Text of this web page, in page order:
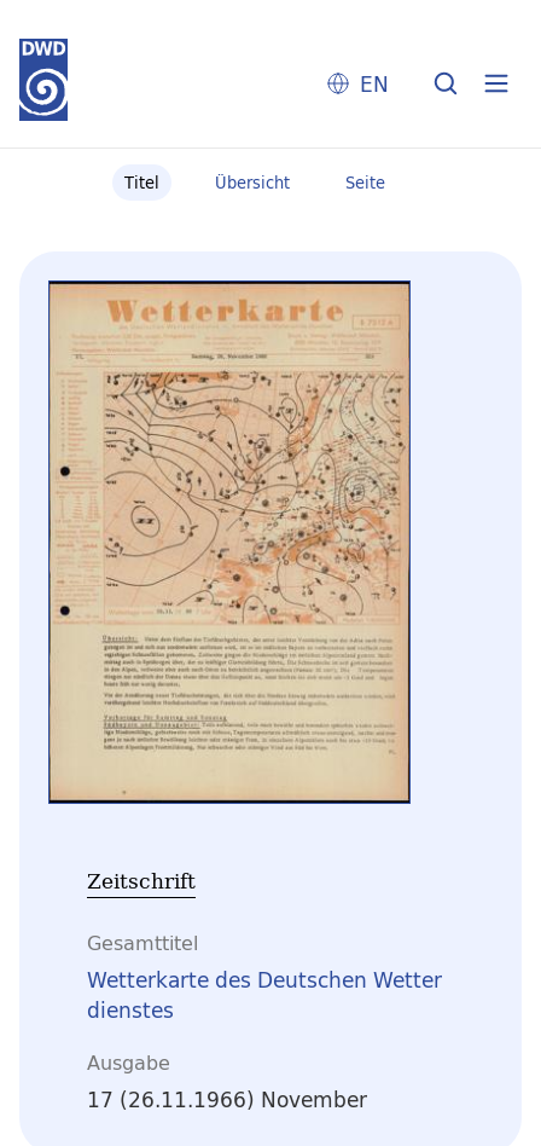
EN
Titel Übersicht Seite
Zeitschrift
Gesamttitel
Wetterkarte des Deutschen Wetter
dienstes
Ausgabe
17 (26.11.1966) November